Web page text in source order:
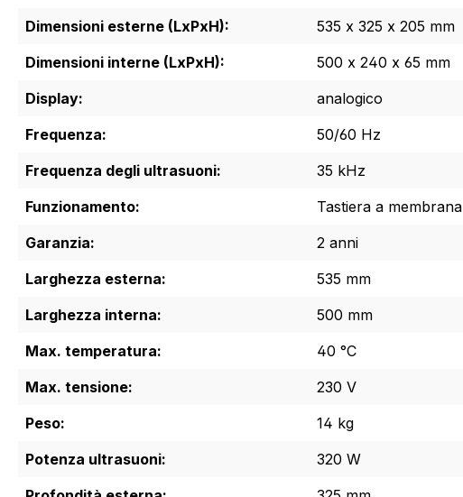
Dimensioni esterne (LxPxH):
535 x 325 x 205 mm
Dimensioni interne (LxPxH):
500 x 240 x 65 mm
Display:
analogico
Frequenza:
50/60 Hz
Frequenza degli ultrasuoni:
35 kHz
Funzionamento:
Tastiera a membrana
Garanzia:
2 anni
Larghezza esterna:
535 mm
Larghezza interna:
500 mm
Max. temperatura:
40 °C
Max. tensione:
230 V
Peso:
14 kg
Potenza ultrasuoni:
320 W